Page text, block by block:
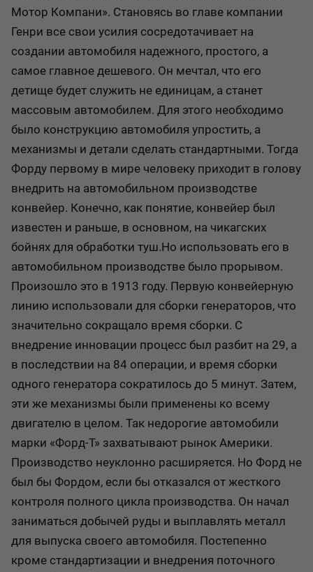
Мотор Компани». Становясь во главе компании
Генри все свои усилия сосредотачивает на
создании автомобиля надежного, простого, а
самое главное дешевого. Он мечтал, что его
детище будет служить не единицам, а станет
массовым автомобилем. Для этого необходимо
было конструкцию автомобиля упростить, а
механизмы и детали сделать стандартными. Тогда
Форду первому в мире человеку приходит в голову
внедрить на автомобильном производстве
конвейер. Конечно, как понятие, конвейер был
известен и раньше, в основном, на чикагских
бойнях для обработки туш.Но использовать его в
автомобильном производстве было прорывом.
Произошло это в 1913 году. Первую конвейерную
линию использовали для сборки генераторов, что
значительно сокращало время сборки. С
внедрение инновации процесс был разбит на 29, а
в последствии на 84 операции, и время сборки
одного генератора сократилось до 5 минут. Затем,
эти же механизмы были применены ко всему
двигателю в целом. Так недорогие автомобили
марки «Форд-Т» захватывают рынок Америки.
Производство неуклонно расширяется. Но Форд не
был бы Фордом, если бы отказался от жесткого
контроля полного цикла производства. Он начал
заниматься добычей руды и выплавлять металл
для выпуска своего автомобиля. Постепенно
кроме стандартизации и внедрения поточного